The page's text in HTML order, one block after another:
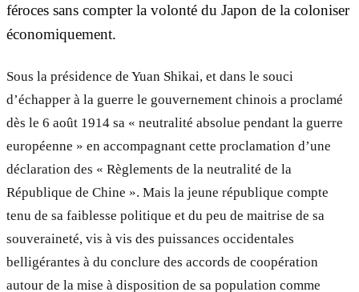
féroces sans compter la volonté du Japon de la coloniser
économiquement.
Sous la présidence de Yuan Shikai, et dans le souci
d’échapper à la guerre le gouvernement chinois a proclamé
dès le 6 août 1914 sa « neutralité absolue pendant la guerre
européenne » en accompagnant cette proclamation d’une
déclaration des « Règlements de la neutralité de la
République de Chine ». Mais la jeune république compte
tenu de sa faiblesse politique et du peu de maitrise de sa
souveraineté, vis à vis des puissances occidentales
belligérantes à du conclure des accords de coopération
autour de la mise à disposition de sa population comme